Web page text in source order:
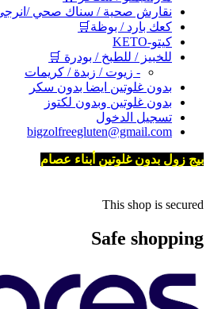
نقارش صحية / سناك صحي /
كعك بارد / بوظة🛒
كيتو-KETO
للخبيز / للطبخ / بودرة 🛒
- زيوت / زبدة / كريمات
بدون غلوتين ايضا بدون سكر
بدون غلوتين وبدون لكتوز
تسجيل الدخول
bigzolfreegluten@gmail.com
بيج زول بدون غلوتين أبناء عصام
This shop is secured
Safe shopping